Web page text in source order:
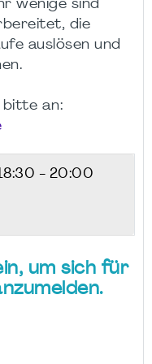
wenige sind
die
auslösen und
bitte an:
- 20:00
um sich für